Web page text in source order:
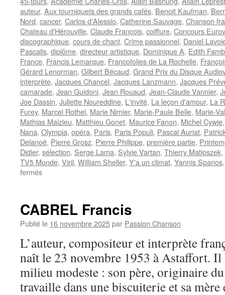
auteur, Aux tourniquets des grands cafés, Benoit Kaufman,
Nord, cancer, Carlos d'Alessio, Catherine Sauvage, Chanson
Chateau d'Hérouville, Claude François, coiffure, Concours
discographique, cours de chant, Crime passionnel, Daniel
Pascalis, diplôme, directeur artistique, Dominique A, Edith
France, Francis Lemarque, Francofolies de La Rochelle,
Gérard Lenorman, Gilbert Bécaud, Grand Prix du Disque
interprète, Jacques Chancel, Jacques Lanzmann, Jacques
camarade, Jean Guidoni, Jean Rouaud, Jean-Claude Vannier,
Joe Dassin, Juliette Noureddine, L'invité, La leçon d'amour, La
Furey, Marcel Rothel, Marie Nimier, Marie-Paule Belle, Marie-
Mathias Malzieu, Matthieu Gonet, Maurice Fanon, Michel Cywie
Nana, Olympia, opéra, Paris, Paris Populi, Pascal Auriat,
Delanoë, Pierre Grosz, Pierre Philippe, première partie,
Didier, sélection, Serge Lama, Sylvie Vartan, Thierry Matioszek,
TV5 Monde, Viril, William Sheller, Y'a un climat, Yannis Spanos
ferméssur
CABREL Francis
Publié le 16 novembre 2025par Passion Chanson
L’auteur, compositeur et interprète
naît le 23 novembre 1953 à Astaffort.
milieu modeste : son père, originaire
travaille dans une biscuiterie et sa